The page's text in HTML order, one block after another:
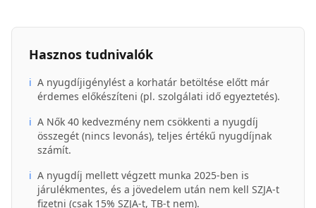
Hasznos tudnivalók
ℹ️ A nyugdíjigénylést a korhatár betöltése előtt már
érdemes előkészíteni (pl. szolgálati idő egyeztetés).
ℹ️ A Nők 40 kedvezmény nem csökkenti a nyugdíj
összegét (nincs levonás), teljes értékű nyugdíjnak
számít.
ℹ️ A nyugdíj mellett végzett munka 2025-ben is
járulékmentes, és a jövedelem után nem kell SZJA-t
fizetni (csak 15% SZJA-t, TB-t nem).